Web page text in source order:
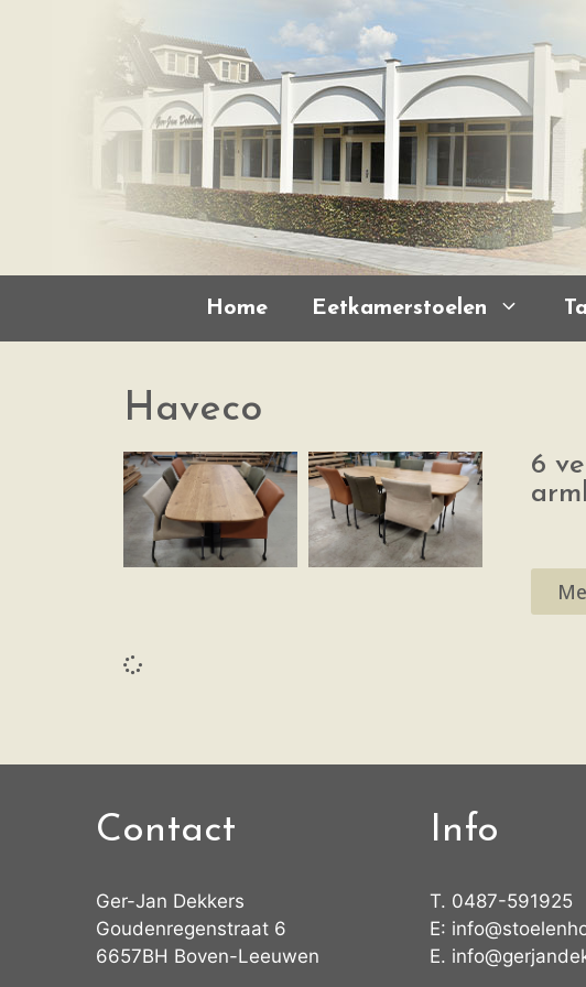
Home Eetkamerstoelen
Haveco
6
Contact
Ger-Jan Dekkers
Goudenregenstraat 6
6657BH Boven-Leeuwen
Info
T. 0487-591925
E:
E.